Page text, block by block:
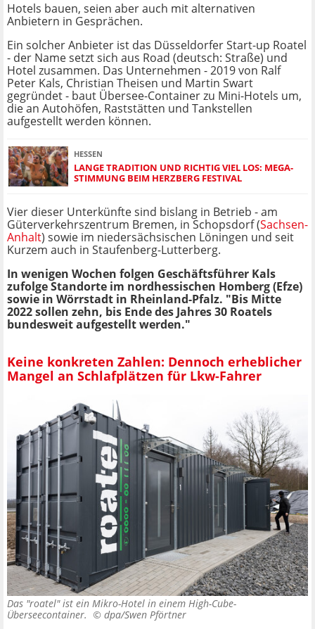
Hotels bauen, seien aber auch mit alternativen
Anbietern in Gesprächen.
Ein solcher Anbieter ist das Düsseldorfer Start-up Roatel
- der Name setzt sich aus Road (deutsch: Straße) und
Hotel zusammen. Das Unternehmen - 2019 von Ralf
Peter Kals, Christian Theisen und Martin Swart
gegründet - baut Übersee-Container zu Mini-Hotels um,
die an Autohöfen, Raststätten und Tankstellen
aufgestellt werden können.
HESSEN
LANGE TRADITION UND RICHTIG VIEL LOS: MEGA-
STIMMUNG BEIM HERZBERG FESTIVAL
Vier dieser Unterkünfte sind bislang in Betrieb - am
Güterverkehrszentrum Bremen, in Schopsdorf (Sachsen-
Anhalt) sowie im niedersächsischen Löningen und seit
Kurzem auch in Staufenberg-Lutterberg.
In wenigen Wochen folgen Geschäftsführer Kals
zufolge Standorte im nordhessischen Homberg (Efze)
sowie in Wörrstadt in Rheinland-Pfalz. "Bis Mitte
2022 sollen zehn, bis Ende des Jahres 30 Roatels
bundesweit aufgestellt werden."
Keine konkreten Zahlen: Dennoch erheblicher
Mangel an Schlafplätzen für Lkw-Fahrer
Das "roatel" ist ein Mikro-Hotel in einem High-Cube-
Überseecontainer. © dpa/Swen Pförtner